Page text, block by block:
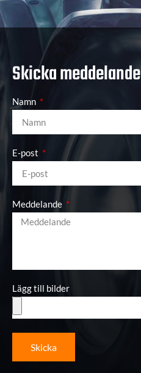
Skicka meddelande
Namn
E-post
Meddelande
Lägg till bilder
Skicka